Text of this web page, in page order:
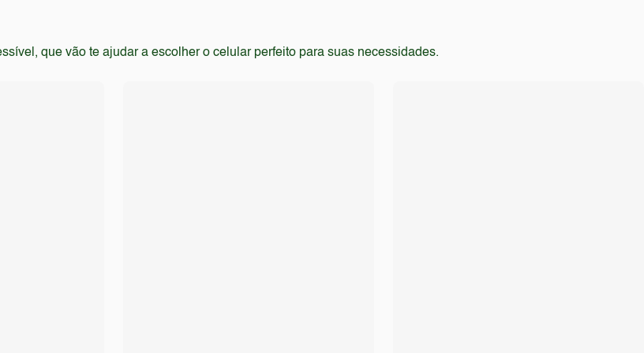
que vão te ajudar a escolher o celular perfeito para suas necessidades.